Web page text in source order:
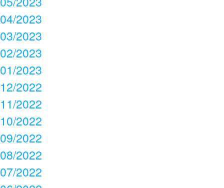
04/2023
03/2023
02/2023
01/2023
12/2022
11/2022
10/2022
09/2022
08/2022
07/2022